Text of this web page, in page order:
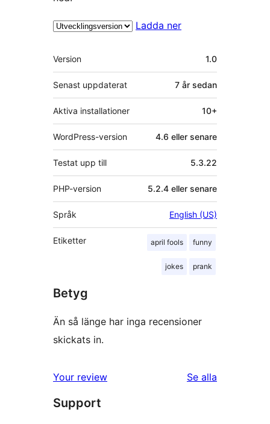
Ladda ner
Meta
Version 1.0
Senast uppdaterat 7 år sedan
Aktiva installationer 10+
WordPress-version 4.6 eller senare
Testat upp till 5.3.22
PHP-version 5.2.4 eller senare
Språk English (US)
Etiketter april fools funny
jokes prank
Betyg
Än så länge har inga recensioner
skickats in.
Your review Se alla
Support